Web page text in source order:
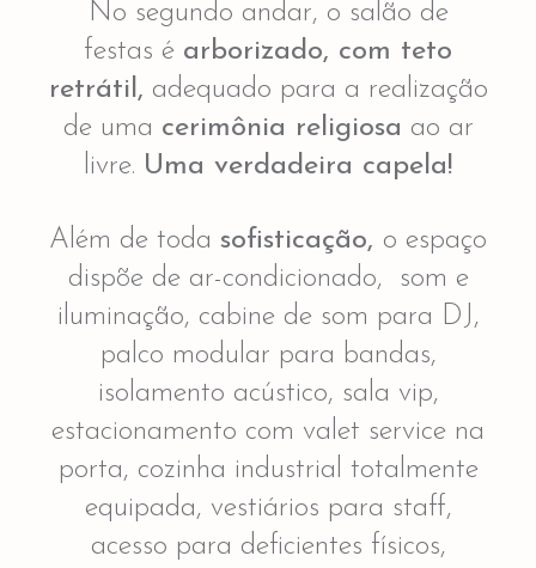
No segundo andar, o salão de
festas é arborizado, com teto
retrátil, adequado para a realização
de uma cerimônia religiosa ao ar
livre. Uma verdadeira capela!
Além de toda sofisticação, o espaço
dispõe de ar-condicionado, som e
iluminação, cabine de som para DJ,
palco modular para bandas,
isolamento acústico, sala vip,
estacionamento com valet service na
porta, cozinha industrial totalmente
equipada, vestiários para staff,
acesso para deficientes físicos,